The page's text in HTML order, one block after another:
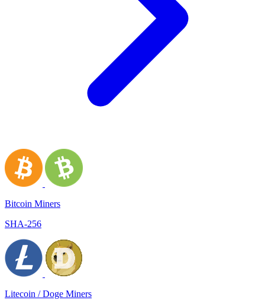
Bitcoin Miners
SHA-256
Litecoin / Doge Miners